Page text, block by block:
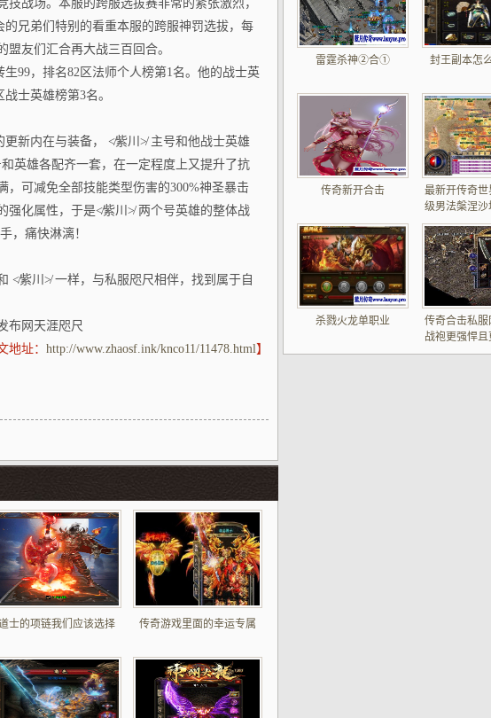
战场。本服的跨服选拔赛非常的紧张激烈，
兄弟们特别的看重本服的跨服神罚选拔，每
友们汇合再大战三百回合。
99，排名82区法师个人榜第1名。他的战士英
士英雄榜第3名。
新内在与装备， ≮紫川≯ 主号和他战士英雄
英雄各配齐一套，在一定程度上又提升了抗
可减免全部技能类型伤害的300%神圣暴击
强化属性，于是≮紫川≯ 两个号英雄的整体战
，痛快淋漓！
≮紫川≯ 一样，与私服咫尺相伴，找到属于自
布网天涯咫尺
地址： http://www.zhaosf.ink/knco11/11478.html】
士的项链我们应该选择 传奇游戏里面的幸运专属
雷霆杀神②合① 封王副本怎
传奇新开合击
最新开传奇世
级男法槃涅沙
将道士手镯
杀戮火龙单职业
传奇合击私服
战袍更强悍且
绝版神甲天